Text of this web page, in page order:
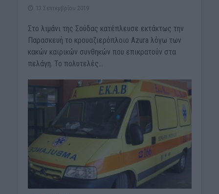
13 Σεπτεμβρίου 2019
Στο λιμάνι της Σούδας κατέπλευσε εκτάκτως την
Παρασκευή το κρουαζιερόπλοιο Azura λόγω των
κακών καιρικών συνθηκών που επικρατούν στα
πελάγη. Το πολυτελές...